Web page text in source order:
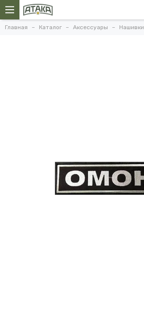
Главная Каталог Аксессуары Нашивки